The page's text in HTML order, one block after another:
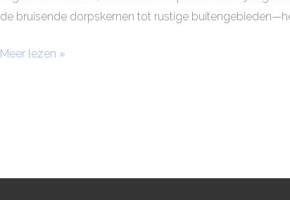
de bruisende dorpskernen tot rustige
Meer lezen »